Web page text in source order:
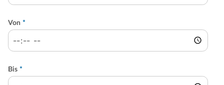
Von *
Bis *